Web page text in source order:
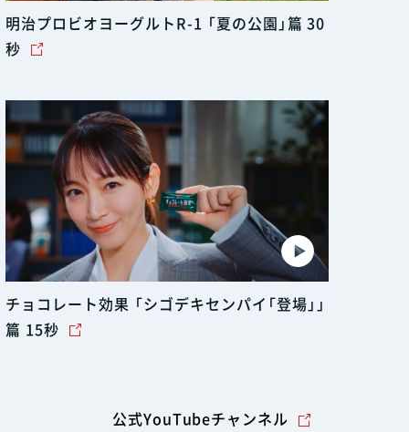
公式YouTubeチャンネル
明治プロビオヨーグルトR-1 「夏の公園」篇 30
秒
チョコレート効果 「シゴデキセンパイ「登場」」
篇 15秒